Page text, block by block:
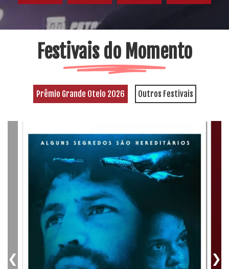
Festivais do Momento
Prêmio Grande Otelo 2026 Outros Festivais
❮ ❯